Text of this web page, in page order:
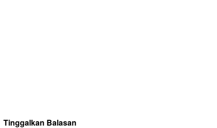
Tinggalkan Balasan